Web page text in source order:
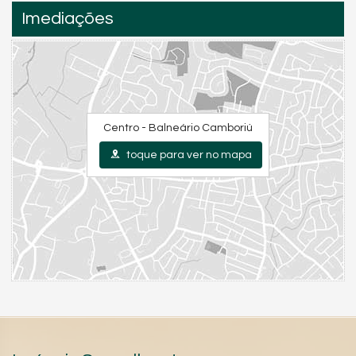
Um empreendimento que vai além de observar a cidade: o
Central Tower
com localização estratégica, lazer de alto padrão e plantas
inteligentes para quem buscaconforto, sofisticação e
qualidade de vidaem Balneário Camboriú
Características do Imóvel
Aquecimento de Água
Churrasqueira
Piso Cerâmico
Infra para Ar Split
Acabamento em Gesso
Aceita Pet
Sala para 2 Ambientes
Cozinha Americana
Banheiro Social
Suíte Master
Características do Empreendimento
Gerador
Imediações
Centro - Balneário Camboriú
toque para ver no mapa